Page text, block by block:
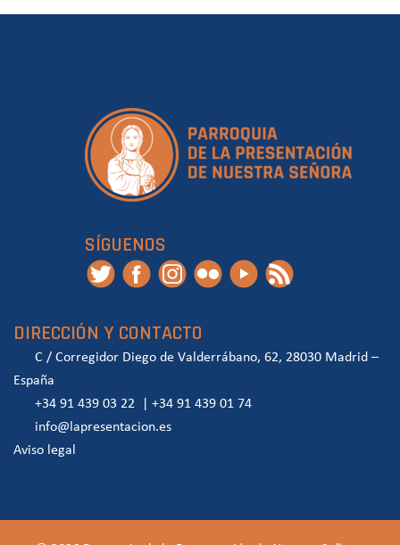
SÍGUENOS
DIRECCIÓN Y CONTACTO
C / Corregidor Diego de Valderrábano, 62, 28030 Madrid –
España
+34 91 439 03 22
+34 91 439 01 74
info@lapresentacion.es
Aviso legal